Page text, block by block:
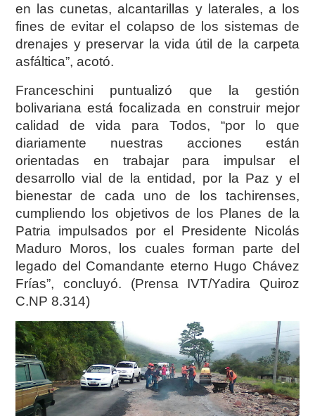
en las cunetas, alcantarillas y laterales, a los
fines de evitar el colapso de los sistemas de
drenajes y preservar la vida útil de la carpeta
asfáltica”, acotó.
Franceschini puntualizó que la gestión
bolivariana está focalizada en construir mejor
calidad de vida para Todos, “por lo que
diariamente nuestras acciones están
orientadas en trabajar para impulsar el
desarrollo vial de la entidad, por la Paz y el
bienestar de cada uno de los tachirenses,
cumpliendo los objetivos de los Planes de la
Patria impulsados por el Presidente Nicolás
Maduro Moros, los cuales forman parte del
legado del Comandante eterno Hugo Chávez
Frías”, concluyó. (Prensa IVT/Yadira Quiroz
C.NP 8.314)